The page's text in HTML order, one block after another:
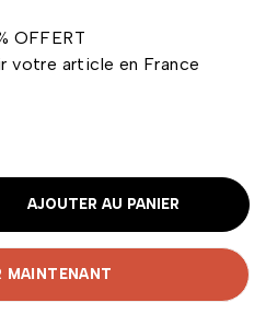
OFFERT
votre article en France
AJOUTER AU PANIER
MAINTENANT